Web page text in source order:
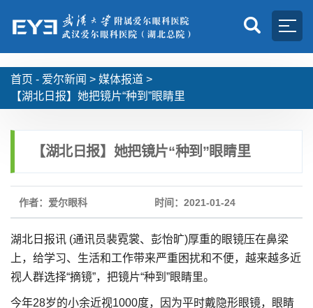
首页 - 爱尔新闻 > 媒体报道 >
【湖北日报】她把镜片“种到”眼睛里
【湖北日报】她把镜片“种到”眼睛里
作者：爱尔眼科 时间：2021-01-24
湖北日报讯 (通讯员裴霓裳、彭怡旷)厚重的眼镜压在鼻梁
上，给学习、生活和工作带来严重困扰和不便，越来越多近
视人群选择“摘镜”，把镜片“种到”眼睛里。
今年28岁的小余近视1000度，因为平时戴隐形眼镜，眼睛